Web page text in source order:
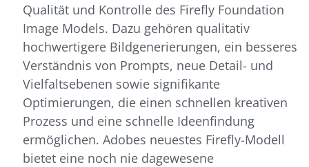
Qualität und Kontrolle des Firefly Foundation
Image Models. Dazu gehören qualitativ
hochwertigere Bildgenerierungen, ein besseres
Verständnis von Prompts, neue Detail- und
Vielfaltsebenen sowie signifikante
Optimierungen, die einen schnellen kreativen
Prozess und eine schnelle Ideenfindung
ermöglichen. Adobes neuestes Firefly-Modell
bietet eine noch nie dagewesene